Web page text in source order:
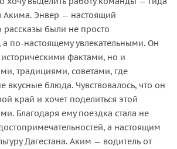
Акима. Энвер — настоящий
рассказы были не просто
по-настоящему увлекательными. Он
историческими фактами, но и
традициями, советами, где
вкусные блюда. Чувствовалось, что он
край и хочет поделиться этой
Благодаря ему поездка стала не
а настоящим
Дагестана. Аким — водитель от